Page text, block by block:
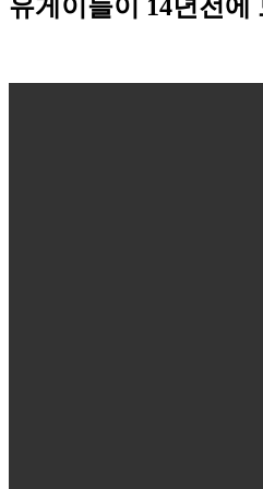
유게이들이 14년전